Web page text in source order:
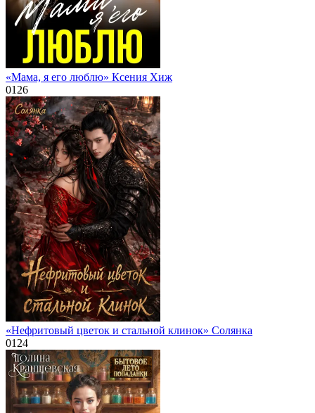
«Мама, я его люблю» Ксения Хиж
0126
«Нефритовый цветок и стальной клинок» Солянка
0124